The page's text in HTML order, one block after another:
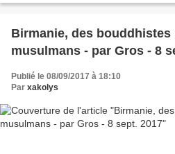
Birmanie, des bouddhistes
musulmans - par Gros - 8
Publié le 08/09/2017 à 18:10
Par xakolys